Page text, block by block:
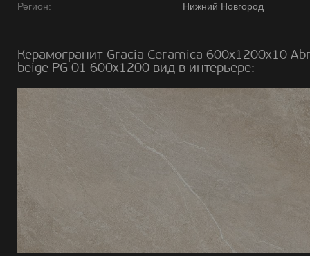
Регион:
Нижний Новгород
Керамогранит Gracia Ceramica 600х1200х10
beige PG 01 600х1200 вид в интерьере: